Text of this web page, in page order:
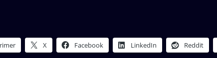
X Facebook LinkedIn Reddit